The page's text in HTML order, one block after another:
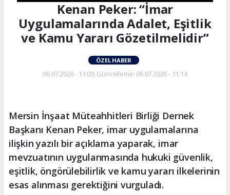
Kenan Peker: “İmar
Uygulamalarında Adalet, Eşitlik
ve Kamu Yararı Gözetilmelidir”
ÖZEL HABER
06.07.2026 - 11:09, Güncelleme: 06.07.2026 - 11:14
Mersin İnşaat Müteahhitleri Birliği Dernek
Başkanı Kenan Peker, imar uygulamalarına
ilişkin yazılı bir açıklama yaparak, imar
mevzuatının uygulanmasında hukuki güvenlik,
eşitlik, öngörülebilirlik ve kamu yararı ilkelerinin
esas alınması gerektiğini vurguladı.